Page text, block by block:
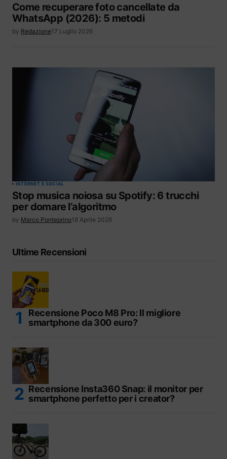
Come recuperare foto cancellate da
WhatsApp (2026): 5 metodi
by Redazione17 Luglio 2026
INTERNET E SOCIAL
Stop musica noiosa su Spotify: 6 trucchi
per domare l’algoritmo
by Marco Ponteprino18 Aprile 2026
Ultime Recensioni
Recensione Poco M8 Pro: Il migliore
smartphone da 300 euro?
Recensione Insta360 Snap: il monitor per
smartphone perfetto per i creator?